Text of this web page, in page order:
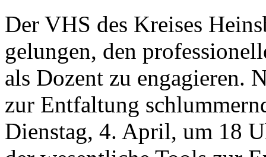
Der VHS des Kreises
gelungen, den
als Dozent zu engagieren.
zur Entfaltung
Dienstag, 4. April, um 18